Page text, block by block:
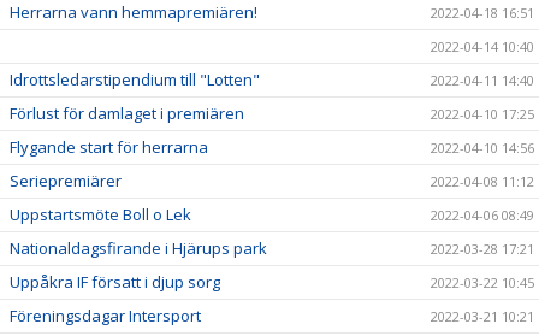
Herrarna vann hemmapremiären!
2022-04-18 16:51
2022-04-14 10:40
Idrottsledarstipendium till "Lotten" 2022-04-11 14:40
Förlust för damlaget i premiären 2022-04-10 17:25
Flygande start för herrarna 2022-04-10 14:56
Seriepremiärer 2022-04-08 11:12
Uppstartsmöte Boll o Lek 2022-04-06 08:49
Nationaldagsfirande i Hjärups park 2022-03-28 17:21
Uppåkra IF försatt i djup sorg 2022-03-22 10:45
Föreningsdagar Intersport 2022-03-21 10:21